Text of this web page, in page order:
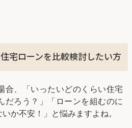
宅ローンを比較検討したい方
合、「いったいどのくらい住宅
だろう？」「ローンを組むのに
か不安！」と悩みますよね。